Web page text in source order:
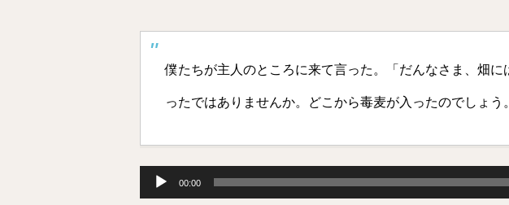
僕たちが主人のところに来て言った。「だんなさま、畑に
ったではありませんか。どこから毒麦が入ったのでしょう
プ
00:00